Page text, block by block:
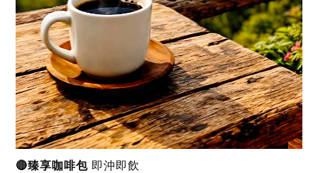
🔴臻享咖啡包 即沖即飲